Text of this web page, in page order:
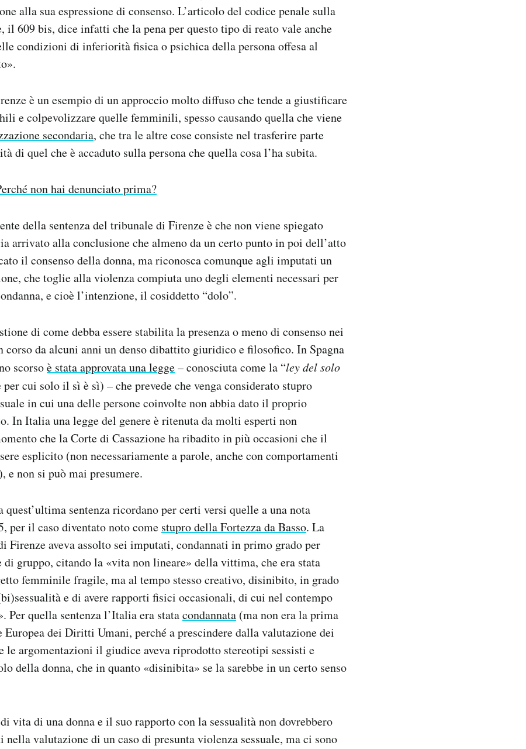
alla sua espressione di consenso. L’articolo del codice penale sulla
il 609 bis, dice infatti che la pena per questo tipo di reato vale anche
condizioni di inferiorità fisica o psichica della persona offesa al
è un esempio di un approccio molto diffuso che tende a giustificare
e colpevolizzare quelle femminili, spesso causando quella che viene
secondaria, che tra le altre cose consiste nel trasferire parte
di quel che è accaduto sulla persona che quella cosa l’ha subita.
non hai denunciato prima?
della sentenza del tribunale di Firenze è che non viene spiegato
arrivato alla conclusione che almeno da un certo punto in poi dell’atto
il consenso della donna, ma riconosca comunque agli imputati un
che toglie alla violenza compiuta uno degli elementi necessari per
e cioè l’intenzione, il cosiddetto “dolo”.
di come debba essere stabilita la presenza o meno di consenso nei
corso da alcuni anni un denso dibattito giuridico e filosofico. In Spagna
scorsoè stata approvata una legge– conosciuta come la “ley del solo
per cui solo il sì è sì) – che prevede che venga considerato stupro
in cui una delle persone coinvolte non abbia dato il proprio
In Italia una legge del genere è ritenuta da molti esperti non
che la Corte di Cassazione ha ribadito in più occasioni che il
esplicito (non necessariamente a parole, anche con comportamenti
e non si può mai presumere.
sentenza ricordano per certi versi quelle a una nota
per il caso diventato noto come stupro della Fortezza da Basso. La
Firenze aveva assolto sei imputati, condannati in primo grado per
di gruppo, citando la «vita non lineare» della vittima, che era stata
femminile fragile, ma al tempo stesso creativo, disinibito, in grado
e di avere rapporti fisici occasionali, di cui nel contempo
Per quella sentenza l’Italia era statacondannata (ma non era la prima
dei Diritti Umani, perché a prescindere dalla valutazione dei
le argomentazioni il giudice aveva riprodotto stereotipi sessisti e
della donna, che in quanto «disinibita» se la sarebbe in un certo senso
vita di una donna e il suo rapporto con la sessualità non dovrebbero
nella valutazione di un caso di presunta violenza sessuale, ma ci sono